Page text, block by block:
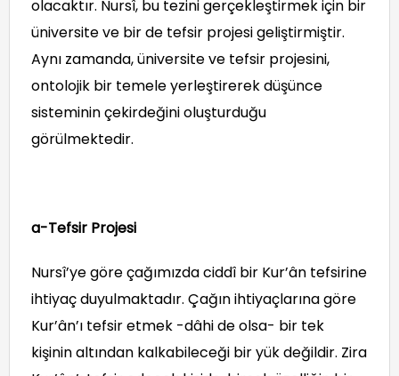
olacaktır. Nursî, bu tezini gerçekleştirmek için bir
üniversite ve bir de tefsir projesi geliştirmiştir.
Aynı zamanda, üniversite ve tefsir projesini,
ontolojik bir temele yerleştirerek düşünce
sisteminin çekirdeğini oluşturduğu
görülmektedir.
a-Tefsir Projesi
Nursî’ye göre çağımızda ciddî bir Kur’ân tefsirine
ihtiyaç duyulmaktadır. Çağın ihtiyaçlarına göre
Kur’ân’ı tefsir etmek -dâhi de olsa- bir tek
kişinin altından kalkabileceği bir yük değildir. Zira